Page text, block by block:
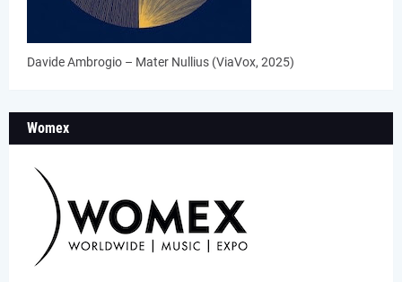
Davide Ambrogio – Mater Nullius (ViaVox, 2025)
Womex